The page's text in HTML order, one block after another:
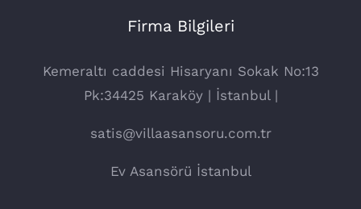
Firma Bilgileri
Kemeraltı caddesi Hisaryanı Sokak No:13
Pk:34425 Karaköy | İstanbul |
satis@villaasansoru.com.tr
Ev Asansörü İstanbul